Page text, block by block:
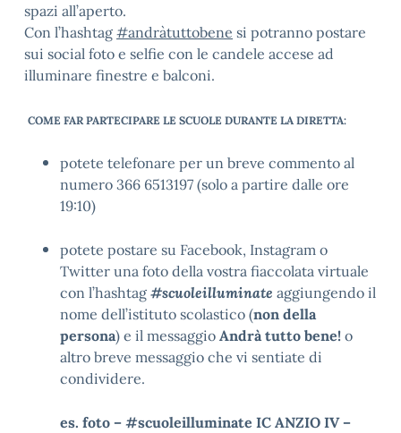
spazi all’aperto.
Con l’hashtag #andràtuttobene si potranno postare
sui social foto e selfie con le candele accese ad
illuminare finestre e balconi.
COME FAR PARTECIPARE LE SCUOLE DURANTE LA DIRETTA:
potete telefonare per un breve commento al
numero 366 6513197 (solo a partire dalle ore
19:10)
potete postare su Facebook, Instagram o
Twitter una foto della vostra fiaccolata virtuale
con l’hashtag #scuoleilluminate aggiungendo il
nome dell’istituto scolastico (non della
persona) e il messaggio Andrà tutto bene! o
altro breve messaggio che vi sentiate di
condividere.
es. foto – #scuoleilluminate IC ANZIO IV –